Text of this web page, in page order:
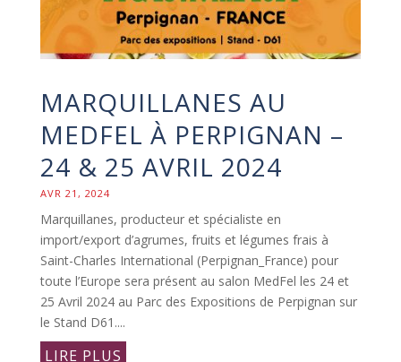
MARQUILLANES AU
MEDFEL À PERPIGNAN –
24 & 25 AVRIL 2024
AVR 21, 2024
Marquillanes, producteur et spécialiste en
import/export d’agrumes, fruits et légumes frais à
Saint-Charles International (Perpignan_France) pour
toute l’Europe sera présent au salon MedFel les 24 et
25 Avril 2024 au Parc des Expositions de Perpignan sur
le Stand D61....
LIRE PLUS